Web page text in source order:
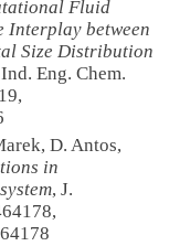
Fluid
Interplay between
Size Distribution
Eng. Chem.
D. Antos,
in
, J.